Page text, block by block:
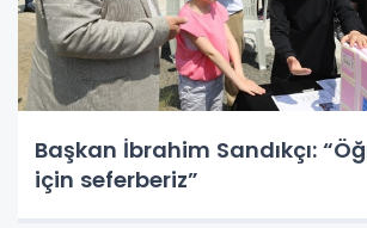
Başkan İbrahim Sandıkçı:
için seferberiz”